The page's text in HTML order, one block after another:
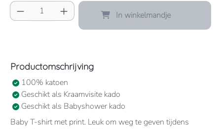
Producthoeveelheid: Voer de gewenste
In winkelmandje
Productomschrijving
100% katoen
Geschikt als Kraamvisite kado
Geschikt als Babyshower kado
Baby T-shirt met print. Leuk om weg te geven tijdens